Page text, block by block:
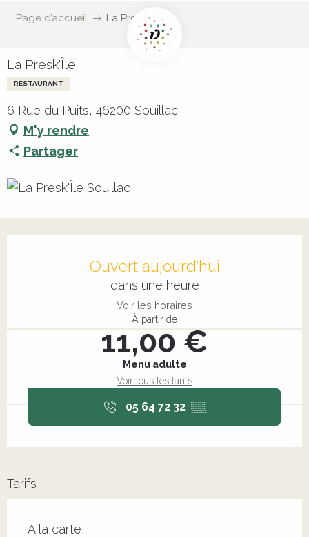
Page d’accueil La Presk'Île
La Presk'Île
RESTAURANT
6 Rue du Puits, 46200 Souillac
M'y rendre
Partager
Ouvert aujourd'hui
dans une heure
Voir les horaires
À partir de
11,00 €
Menu adulte
Voir tous les tarifs
05 64 72 32 ▒▒
Tarifs
Tarifs 2026
A la carte